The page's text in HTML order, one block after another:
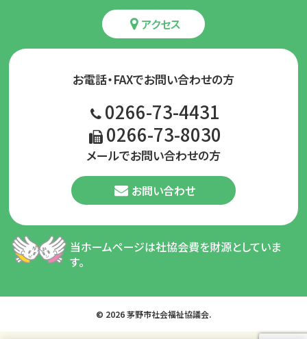
アクセス
お電話・FAXでお問い合わせの方
0266-73-4431
0266-73-8030
メールでお問い合わせの方
お問い合わせ
当ホームページは社協会費を財源としていま
す。
© 2026 茅野市社会福祉協議会.